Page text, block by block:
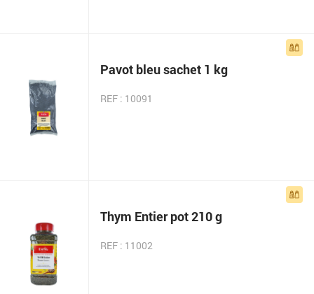
Pavot bleu sachet 1 kg
REF : 10091
Thym Entier pot 210 g
REF : 11002